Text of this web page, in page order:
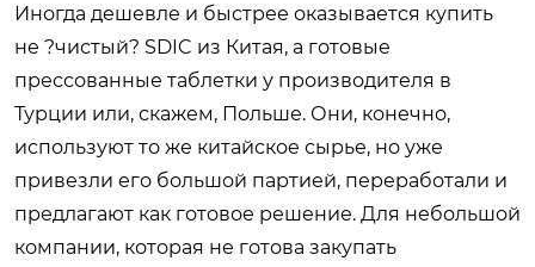
Иногда дешевле и быстрее оказывается купить
не ?чистый? SDIC из Китая, а готовые
прессованные таблетки у производителя в
Турции или, скажем, Польше. Они, конечно,
используют то же китайское сырье, но уже
привезли его большой партией, переработали и
предлагают как готовое решение. Для небольшой
компании, которая не готова закупать